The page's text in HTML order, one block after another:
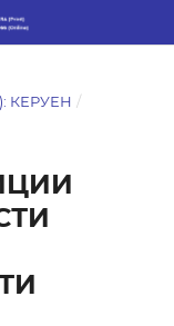
КЕРУЕН /